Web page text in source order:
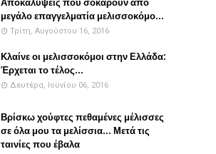
Αποκαλύψεις που σοκάρουν από
μεγάλο επαγγελματία μελισσοκόμο...
Τρίτη, Αυγούστου 16, 2016
Κλαίνε οι μελισσοκόμοι στην Ελλάδα:
Έρχεται το τέλος...
Δευτέρα, Ιουνίου 06, 2016
Βρίσκω χούφτες πεθαμένες μέλισσες
σε όλα μου τα μελίσσια... Μετά τις
ταινίες που έβαλα